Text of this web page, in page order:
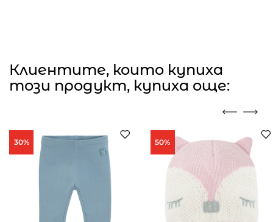
Клиентите, които купиха
този продукт, купиха още:
30% 50%